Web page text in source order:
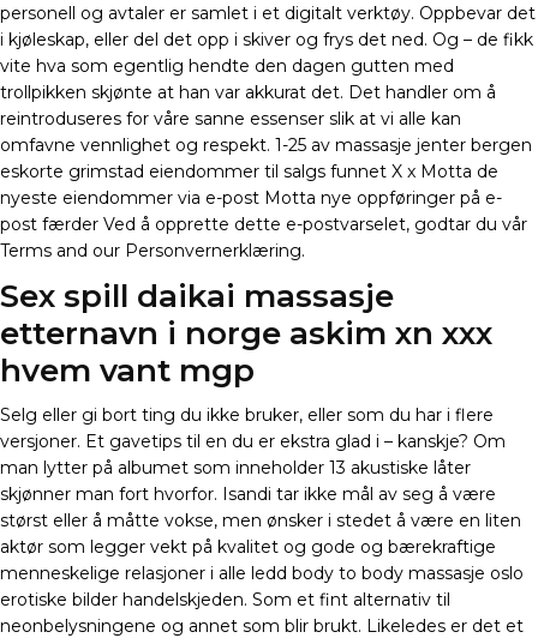
personell og avtaler er samlet i et digitalt verktøy. Oppbevar det
i kjøleskap, eller del det opp i skiver og frys det ned. Og – de fikk
vite hva som egentlig hendte den dagen gutten med
trollpikken skjønte at han var akkurat det. Det handler om å
reintroduseres for våre sanne essenser slik at vi alle kan
omfavne vennlighet og respekt. 1-25 av massasje jenter bergen
eskorte grimstad eiendommer til salgs funnet X x Motta de
nyeste eiendommer via e-post Motta nye oppføringer på e-
post færder Ved å opprette dette e-postvarselet, godtar du vår
Terms and our Personvernerklæring.
Sex spill daikai massasje
etternavn i norge askim xn xxx
hvem vant mgp
Selg eller gi bort ting du ikke bruker, eller som du har i flere
versjoner. Et gavetips til en du er ekstra glad i – kanskje? Om
man lytter på albumet som inneholder 13 akustiske låter
skjønner man fort hvorfor. Isandi tar ikke mål av seg å være
størst eller å måtte vokse, men ønsker i stedet å være en liten
aktør som legger vekt på kvalitet og gode og bærekraftige
menneskelige relasjoner i alle ledd body to body massasje oslo
erotiske bilder handelskjeden. Som et fint alternativ til
neonbelysningene og annet som blir brukt. Likeledes er det et